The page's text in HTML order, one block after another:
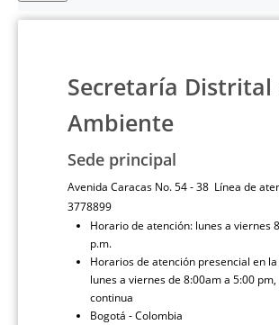
Secretaría Distrital
Ambiente
Sede principal
Avenida Caracas No. 54 - 38 Línea de
3778899
Horario de atención: lunes a viernes
p.m.
Horarios de atención presencial en
lunes a viernes de 8:00am a 5:00
continua
Bogotá - Colombia